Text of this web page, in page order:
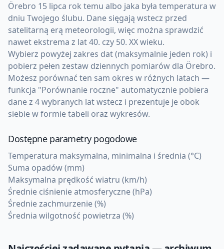
Örebro 15 lipca rok temu albo jaka była temperatura w
dniu Twojego ślubu. Dane sięgają wstecz przed
satelitarną erą meteorologii, więc można sprawdzić
nawet ekstrema z lat 40. czy 50. XX wieku.
Wybierz powyżej zakres dat (maksymalnie jeden rok) i
pobierz pełen zestaw dziennych pomiarów dla Örebro.
Możesz porównać ten sam okres w różnych latach —
funkcja "Porównanie roczne" automatycznie pobiera
dane z 4 wybranych lat wstecz i prezentuje je obok
siebie w formie tabeli oraz wykresów.
Dostępne parametry pogodowe
Temperatura maksymalna, minimalna i średnia (°C)
Suma opadów (mm)
Maksymalna prędkość wiatru (km/h)
Średnie ciśnienie atmosferyczne (hPa)
Średnie zachmurzenie (%)
Średnia wilgotność powietrza (%)